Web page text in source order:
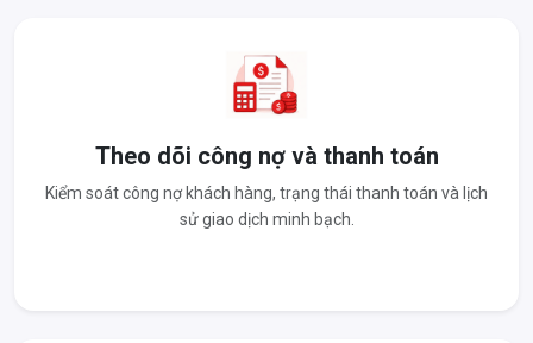
Theo dõi công nợ và thanh toán
Kiểm soát công nợ khách hàng, trạng thái thanh toán và lịch
sử giao dịch minh bạch.